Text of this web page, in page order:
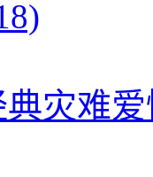
典灾难